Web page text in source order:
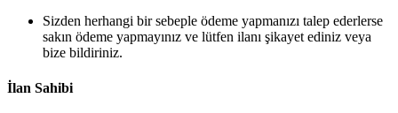
Sizden herhangi bir sebeple ödeme yapmanızı talep ederlerse
sakın ödeme yapmayınız ve lütfen ilanı şikayet ediniz veya
bize bildiriniz.
İlan Sahibi